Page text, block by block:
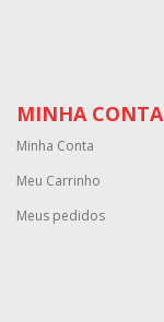
MINHA CONTA
Minha Conta
Meu Carrinho
Meus pedidos